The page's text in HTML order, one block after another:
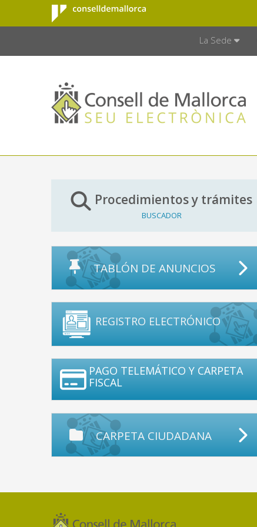
Saltar al contenido principal
Consell de
Mallorca
La Sede
Procedimientos y trámites
BUSCADOR
TABLÓN DE ANUNCIOS
REGISTRO ELECTRÓNICO
PAGO TELEMÁTICO Y CARPETA
FISCAL
CARPETA CIUDADANA